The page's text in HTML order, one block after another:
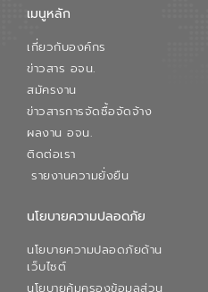
เมนูหลัก
เกี่ยวกับองค์กร
ข่าวสาร อจน.
สมัครงาน
ข่าวสารการจัดซื้อจัดจ้าง
ผลงาน อจน.
ติดต่อเรา
รายงานความยั่งยืน
นโยบายความปลอดภัย
นโยบายความปลอดภัยด้าน
เว็บไซต์
นโยบายคุ้มครองข้อมูลส่วน